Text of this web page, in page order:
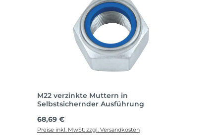
M22 verzinkte Muttern in
Selbstsichernder Ausführung
Regulärer Preis:
68,69 €
Preise inkl. MwSt. zzgl. Versandkosten